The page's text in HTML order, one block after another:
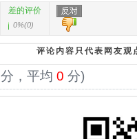
差的评价
0%(0)
评论内容只代表网友观
分，平均 0 分)